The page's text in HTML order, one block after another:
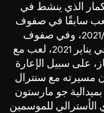
الذي ينشط في
لعب سابقًا في صفوف
ريال سوسيداد خلال موسم 2021/2022، وفي صفوف
كوبنهاغن خلال موسم 2022/2023. في يناير 2021، لعب مع
على سبيل الإعارة
مسيرته مع سنترال
في عام 2010، وفاز بميدالية جو مارستون
للموسمين